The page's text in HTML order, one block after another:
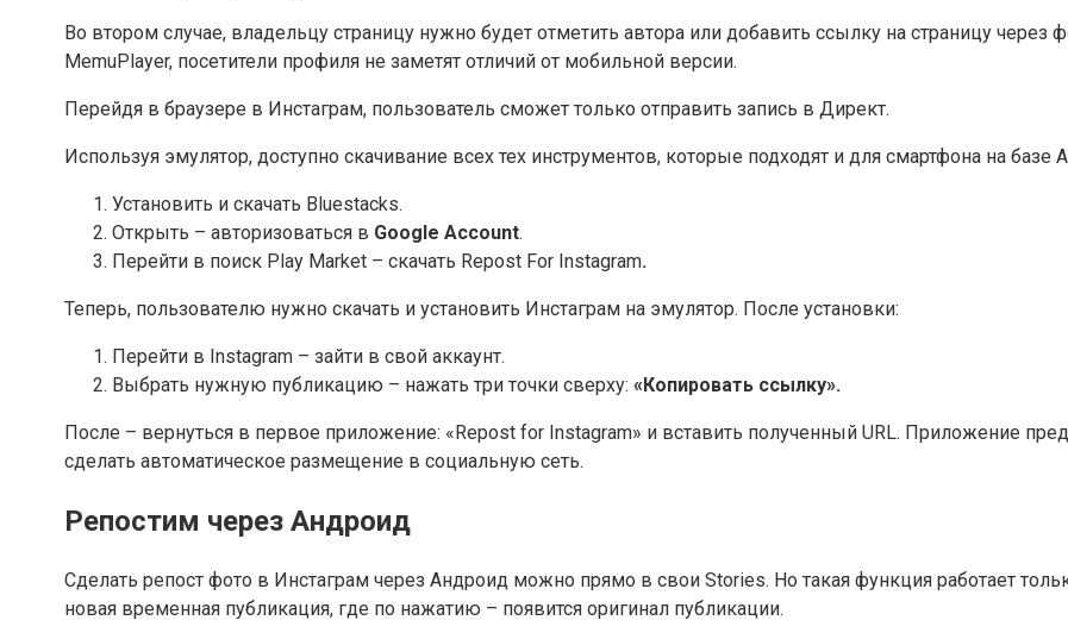
Во втором случае, владельцу страницу нужно будет отметить автора или добавить ссылку на страницу
MemuPlayer, посетители профиля не заметят отличий от мобильной версии.
Перейдя в браузере в Инстаграм, пользователь сможет только отправить запись в Директ.
Используя эмулятор, доступно скачивание всех тех инструментов, которые подходят и для смартфона на базе
Установить и скачать Bluestacks.
Открыть – авторизоваться в Google Account.
Перейти в поиск Play Market – скачать Repost For Instagram.
Теперь, пользователю нужно скачать и установить Инстаграм на эмулятор. После установки:
Перейти в Instagram – зайти в свой аккаунт.
Выбрать нужную публикацию – нажать три точки сверху: «Копировать ссылку».
После – вернуться в первое приложение: «Repost for Instagram» и вставить полученный URL. Приложение
сделать автоматическое размещение в социальную сеть.
Репостим через Андроид
Сделать репост фото в Инстаграм через Андроид можно прямо в свои Stories. Но такая функция работает
новая временная публикация, где по нажатию – появится оригинал публикации.